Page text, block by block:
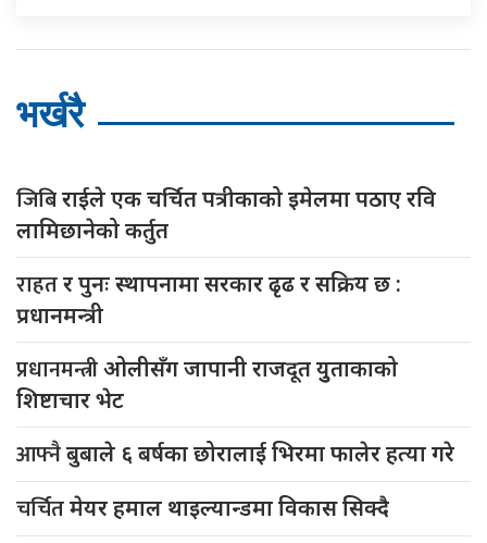
भर्खरै
जिबिराईले एक चर्चित पत्रीकाको इमेलमा पठाए रवि
लामिछानेको कर्तुत
राहतर पुनः स्थापनामा सरकार ढृढ र सक्रिय छ :
प्रधानमन्त्री
प्रधानमन्त्रीओलीसँग जापानी राजदूत युुताकाको
शिष्टाचार भेट
आफ्नैबुबाले ६ बर्षका छोरालाई भिरमा फालेर हत्या गरे
चर्चितमेयर हमाल थाइल्यान्डमा विकास सिक्दै